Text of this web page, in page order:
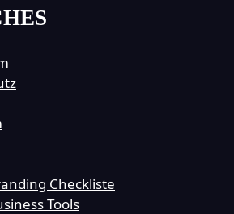
Checkliste
Tools